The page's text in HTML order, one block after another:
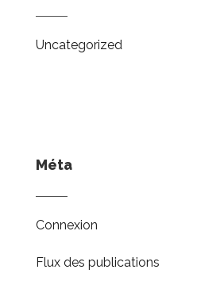
Uncategorized
Méta
Connexion
Flux des publications